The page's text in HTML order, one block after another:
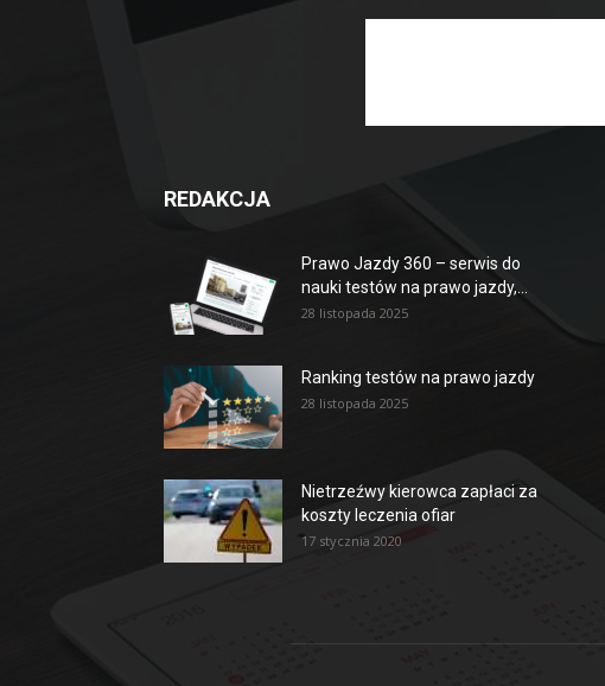
REDAKCJA
Prawo Jazdy 360 – serwis do
nauki testów na prawo jazdy,...
28 listopada 2025
Ranking testów na prawo jazdy
28 listopada 2025
Nietrzeźwy kierowca zapłaci za
koszty leczenia ofiar
17 stycznia 2020